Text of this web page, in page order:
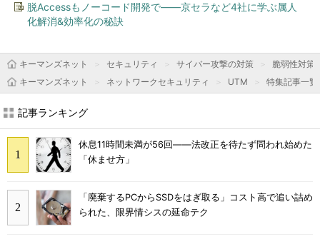
脱Accessもノーコード開発で――京セラなど4社に学ぶ属人
化解消&効率化の秘訣
キーマンズネット セキュリティ サイバー攻撃の対策
脆弱性対策
キーマンズネット
ネットワークセキュリティ UTM 特集記事一覧
記事ランキング
休息11時間未満が56回――法改正を待たず問われ始めた
「休ませ方」
「廃棄するPCからSSDをはぎ取る」コスト高で追い詰め
られた、限界情シスの延命テク